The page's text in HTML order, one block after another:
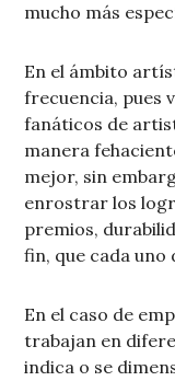
mucho más
En el ámbito
frecuencia, pues
fanáticos de
manera
mejor, sin
enrostrar los
premios,
fin, que cada uno
En el caso de
trabajan en
indica o se